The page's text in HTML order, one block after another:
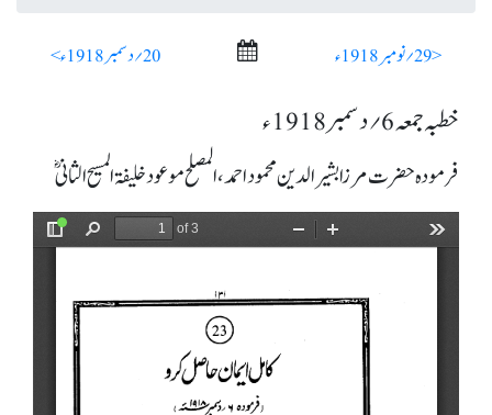
< 29؍ نومبر 1918ء 20؍ دسمبر 1918ء >
خطبہ جمعہ 6؍ دسمبر 1918ء
فرمودہ حضرت مرزا بشیرالدین محمود احمد، المصلح موعود خلیفۃ المسیح الثانیؓ